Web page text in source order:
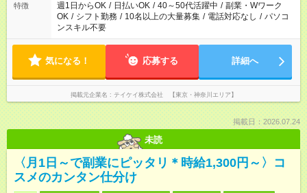
特徴 週1日からOK / 日払いOK / 40～50代活躍中 / 副業・Wワーク
OK / シフト勤務 / 10名以上の大量募集 / 電話対応なし / パソコ
ンスキル不要
気になる！ 応募する 詳細へ
掲載元企業名 テイケイ株式会社 【東京・神奈川エリア】
掲載日：2026.07.24
未読
〈月1日～で副業にピッタリ＊時給1,300円～〉コ
スメのカンタン仕分け